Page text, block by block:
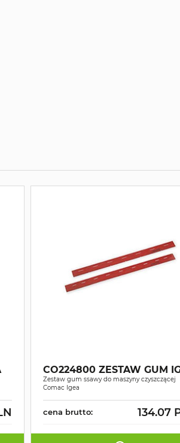
CO224800 ZESTAW GUM
Zestaw gum ssawy do maszyny czyszczącej
Comac Igea
cena brutto: 134.07